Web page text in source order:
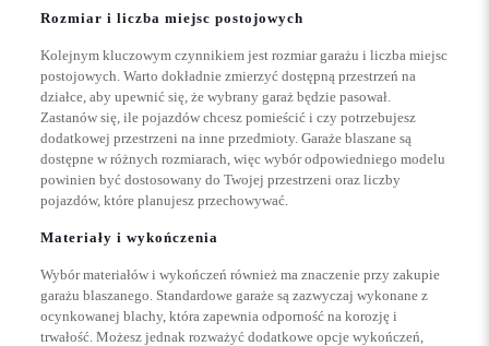
Rozmiar i liczba miejsc postojowych
Kolejnym kluczowym czynnikiem jest rozmiar garażu i liczba miejsc
postojowych. Warto dokładnie zmierzyć dostępną przestrzeń na
działce, aby upewnić się, że wybrany garaż będzie pasował.
Zastanów się, ile pojazdów chcesz pomieścić i czy potrzebujesz
dodatkowej przestrzeni na inne przedmioty. Garaże blaszane są
dostępne w różnych rozmiarach, więc wybór odpowiedniego modelu
powinien być dostosowany do Twojej przestrzeni oraz liczby
pojazdów, które planujesz przechowywać.
Materiały i wykończenia
Wybór materiałów i wykończeń również ma znaczenie przy zakupie
garażu blaszanego. Standardowe garaże są zazwyczaj wykonane z
ocynkowanej blachy, która zapewnia odporność na korozję i
trwałość. Możesz jednak rozważyć dodatkowe opcje wykończeń,